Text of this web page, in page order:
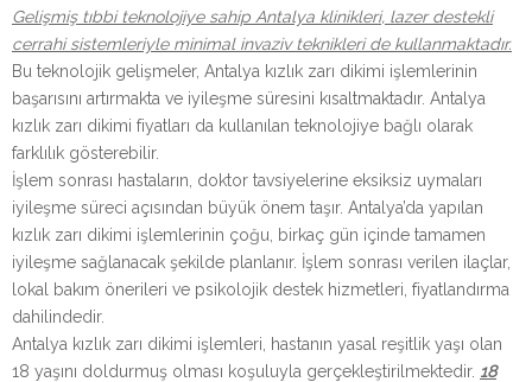
Gelişmiş tıbbi teknolojiye sahip Antalya klinikleri, lazer destekli
cerrahi sistemleriyle minimal invaziv teknikleri de kullanmaktadır.
Bu teknolojik gelişmeler, Antalya kızlık zarı dikimi işlemlerinin
başarısını artırmakta ve iyileşme süresini kısaltmaktadır. Antalya
kızlık zarı dikimi fiyatları da kullanılan teknolojiye bağlı olarak
farklılık gösterebilir.
İşlem sonrası hastaların, doktor tavsiyelerine eksiksiz uymaları
iyileşme süreci açısından büyük önem taşır. Antalya’da yapılan
kızlık zarı dikimi işlemlerinin çoğu, birkaç gün içinde tamamen
iyileşme sağlanacak şekilde planlanır. İşlem sonrası verilen ilaçlar,
lokal bakım önerileri ve psikolojik destek hizmetleri, fiyatlandırma
dahilindedir.
Antalya kızlık zarı dikimi işlemleri, hastanın yasal reşitlik yaşı olan
18 yaşını doldurmuş olması koşuluyla gerçekleştirilmektedir. 18